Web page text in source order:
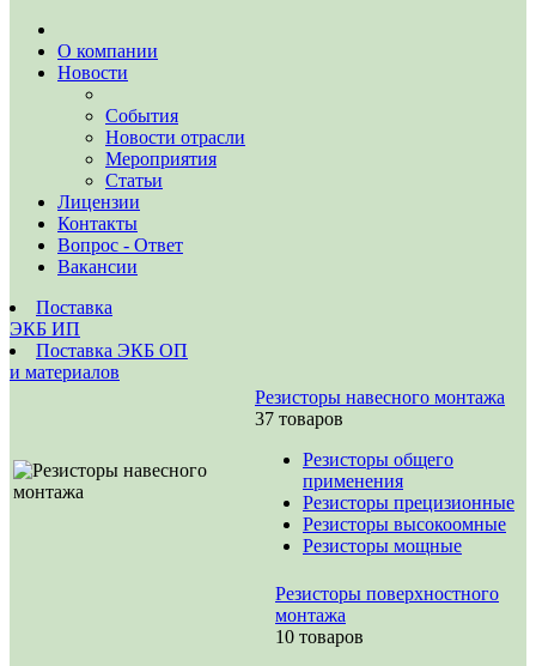
О компании
Новости
События
Новости отрасли
Мероприятия
Статьи
Лицензии
Контакты
Вопрос - Ответ
Вакансии
Поставка
ЭКБ ИП
Поставка ЭКБ ОП
и материалов
Резисторы навесного монтажа
37 товаров
Резисторы общего
применения
Резисторы прецизионные
Резисторы высокоомные
Резисторы мощные
Резисторы поверхностного
монтажа
10 товаров